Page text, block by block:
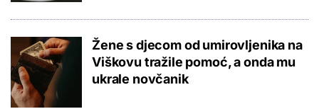
Žene s djecom od umirovljenika na
Viškovu tražile pomoć, a onda mu
ukrale novčanik